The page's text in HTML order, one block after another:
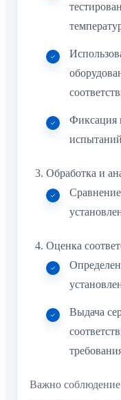
Фиксация
Обработка и
Оценка
Выдача
Важно соблюдение